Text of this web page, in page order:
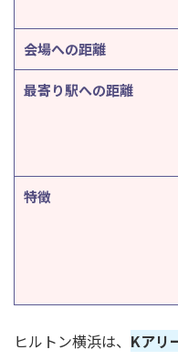
会場への距離
最寄り駅への距離
特徴
ヒルトン横浜は、 Kアリ